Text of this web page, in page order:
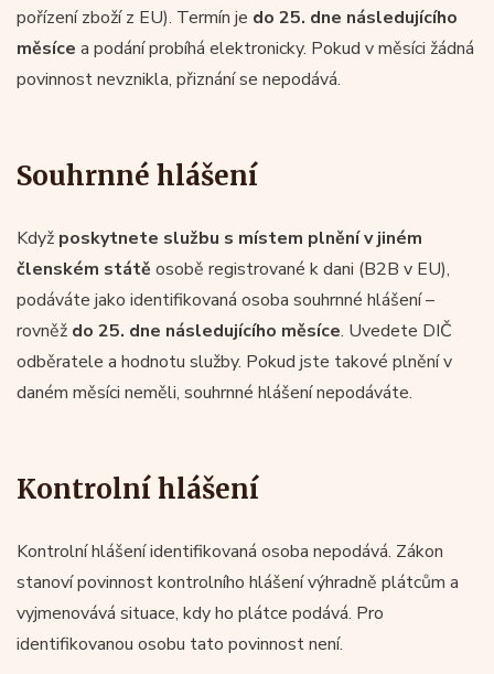
pořízení zboží z EU). Termín je do 25. dne následujícího
měsíce a podání probíhá elektronicky. Pokud v měsíci žádná
povinnost nevznikla, přiznání se nepodává.
Souhrnné hlášení
Když poskytnete službu s místem plnění v jiném
členském státě osobě registrované k dani (B2B v EU),
podáváte jako identifikovaná osoba souhrnné hlášení –
rovněž do 25. dne následujícího měsíce. Uvedete DIČ
odběratele a hodnotu služby. Pokud jste takové plnění v
daném měsíci neměli, souhrnné hlášení nepodáváte.
Kontrolní hlášení
Kontrolní hlášení identifikovaná osoba nepodává. Zákon
stanoví povinnost kontrolního hlášení výhradně plátcům a
vyjmenovává situace, kdy ho plátce podává. Pro
identifikovanou osobu tato povinnost není.